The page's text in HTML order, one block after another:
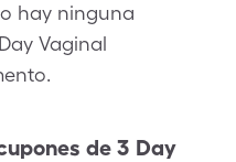
hay ninguna
Vaginal
de 3 Day